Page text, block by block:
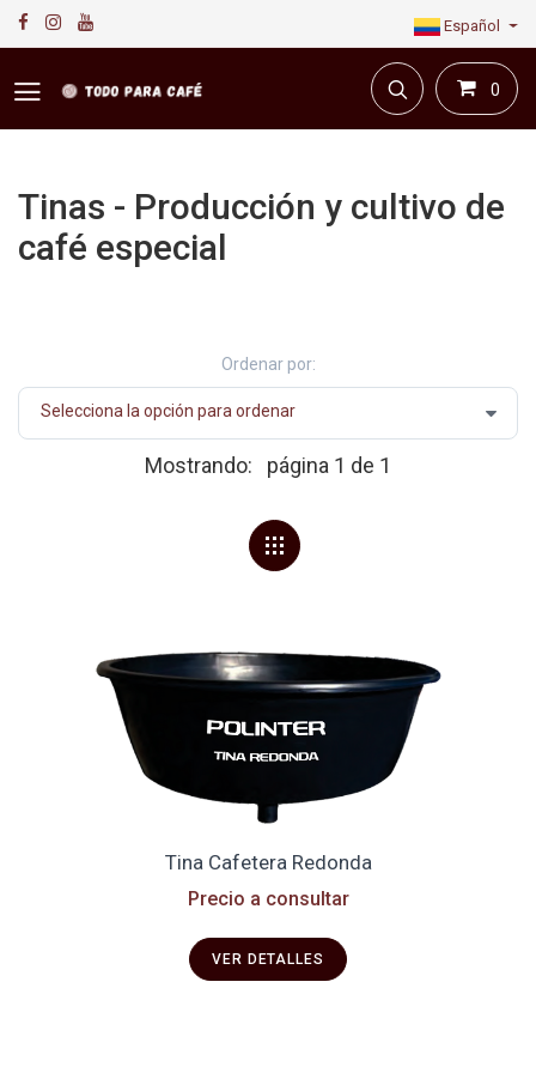
Español
0
Tinas - Producción y cultivo de
café especial
Ordenar por:
Mostrando: página 1 de 1
Tina Cafetera Redonda
Precio a consultar
VER DETALLES